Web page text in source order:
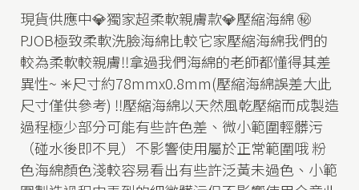
現貨供應中💎獨家超柔軟親膚款💎壓縮海綿 ㊙️
PJOB極致柔軟洗臉海綿比較它家壓縮海綿我們的
較為柔軟較親膚‼️拿過我們海綿的老師都懂得其差
異性~ ✳️尺寸約78mmx0.8mm(壓縮海綿誤差大此
尺寸僅供參考) ‼️壓縮海綿以天然風乾壓縮而成製造
過程極少部分可能有些許色差、微小範圍輕髒污
（碰水後即不見）不影響使用屬於正常範圍哦 粉
色海綿顏色淺較容易看出有些許泛黃未過色、小範